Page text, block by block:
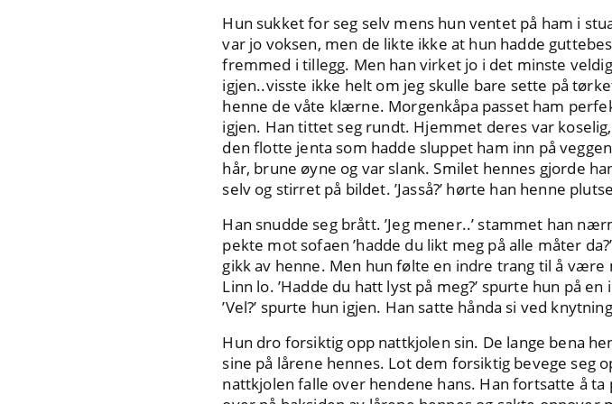
Hun sukket for seg selv mens hun ventet på ham i
var jo voksen, men de likte ikke at hun hadde
fremmed i tillegg. Men han virket jo i det minste
igjen..visste ikke helt om jeg skulle bare sette på
henne de våte klærne. Morgenkåpa passet ham
igjen. Han tittet seg rundt. Hjemmet deres var
den flotte jenta som hadde sluppet ham inn på
hår, brune øyne og var slank. Smilet hennes gjorde
selv og stirret på bildet. ’Jasså?’ hørte han henne
Han snudde seg brått. ’Jeg mener..’ stammet han
pekte mot sofaen ’hadde du likt meg på alle måter
gikk av henne. Men hun følte en indre trang til å være
Linn lo. ’Hadde du hatt lyst på meg?’ spurte hun på
’Vel?’ spurte hun igjen. Han satte hånda si ved
Hun dro forsiktig opp nattkjolen sin. De lange bena
sine på lårene hennes. Lot dem forsiktig bevege seg
nattkjolen falle over hendene hans. Han fortsatte å